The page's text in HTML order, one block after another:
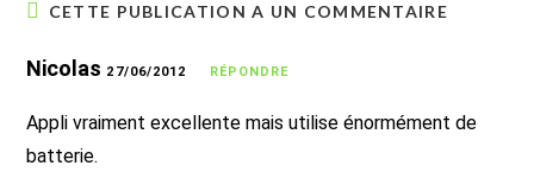
CETTE PUBLICATION A UN COMMENTAIRE
Nicolas 27/06/2012 RÉPONDRE
Appli vraiment excellente mais utilise énormément de
batterie.